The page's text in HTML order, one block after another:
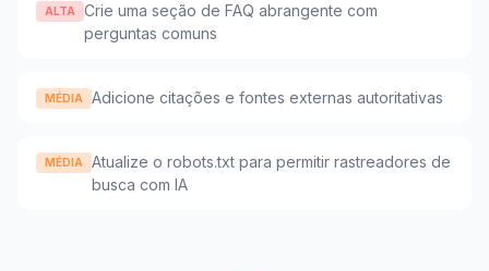
ALTA
Crie uma seção de FAQ abrangente com
perguntas comuns
MÉDIA Adicione citações e fontes externas autoritativas
MÉDIA
Atualize o robots.txt para permitir rastreadores de
busca com IA